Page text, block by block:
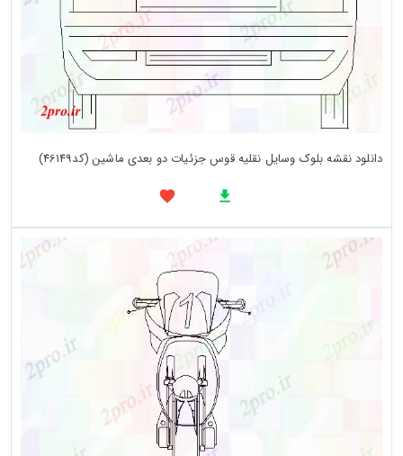
دانلود نقشه بلوک وسایل نقلیه قوس جزئیات دو بعدی ماشین (کد46149)